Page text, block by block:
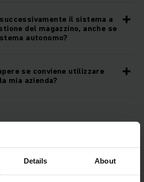
Details About
il sistema a
del magazzino, anche se
autonomo?
se conviene utilizzare
mia azienda?